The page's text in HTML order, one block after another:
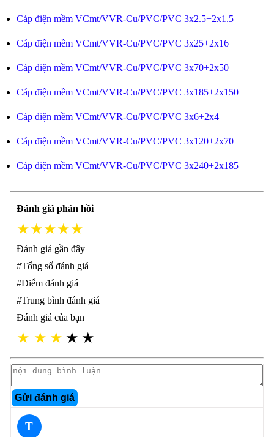
Cáp điện mềm VCmt/VVR-Cu/PVC/PVC 3x2.5+2x1.5
Cáp điện mềm VCmt/VVR-Cu/PVC/PVC 3x25+2x16
Cáp điện mềm VCmt/VVR-Cu/PVC/PVC 3x70+2x50
Cáp điện mềm VCmt/VVR-Cu/PVC/PVC 3x185+2x150
Cáp điện mềm VCmt/VVR-Cu/PVC/PVC 3x6+2x4
Cáp điện mềm VCmt/VVR-Cu/PVC/PVC 3x120+2x70
Cáp điện mềm VCmt/VVR-Cu/PVC/PVC 3x240+2x185
Đánh giá phản hồi
★★★★★
Đánh giá gần đây
#Tổng số đánh giá
#Điểm đánh giá
#Trung bình đánh giá
Đánh giá của bạn
★ ★ ★ ★ ★
Gửi đánh giá
T